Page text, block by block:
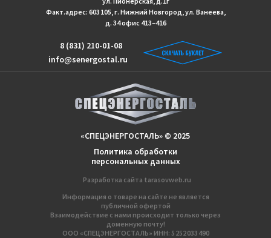
Информация о товаре на сайте не является
публичной офертой
Взаимодействие с нами происходит только через
доменную почту!
ООО «СПЕЦЭНЕРГОСТАЛЬ» ИНН: 5 252 033 490
Разработка сайтa tarasovweb.ru
Политика обработки
персональных данных
«СПЕЦЭНЕРГОСТАЛЬ» © 2025
info@senergostal.ru
8 (831) 210-01-08
Факт.адрес: 603 105, г. Нижний Новгород, ул. Ванеева,
д. 34 офис 413−416